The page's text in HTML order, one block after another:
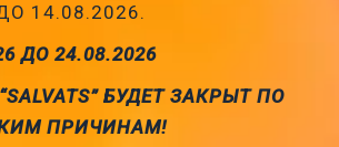
OFF-(ON), 10A/250VAC,
12VDC, 14x33.2mm, melna krasa,
14.08.2026.
ДО 24.08.2026
БУДЕТ ЗАКРЫТ ПО
ПРИЧИНАМ!